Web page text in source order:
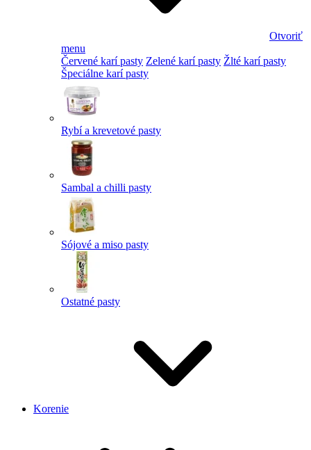
Otvoriť
menu
Červené karí pasty Zelené karí pasty Žlté karí pasty
Špeciálne karí pasty
Rybí a krevetové pasty
Sambal a chilli pasty
Sójové a miso pasty
Ostatné pasty
Korenie